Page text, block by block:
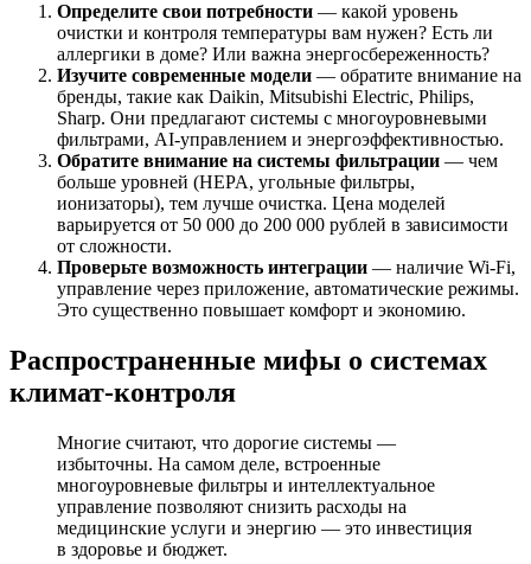
Определите свои потребности — какой уровень
очистки и контроля температуры вам нужен? Есть ли
аллергики в доме? Или важна энергосбереженность?
Изучите современные модели — обратите внимание на
бренды, такие как Daikin, Mitsubishi Electric, Philips,
Sharp. Они предлагают системы с многоуровневыми
фильтрами, AI-управлением и энергоэффективностью.
Обратите внимание на системы фильтрации — чем
больше уровней (HEPA, угольные фильтры,
ионизаторы), тем лучше очистка. Цена моделей
варьируется от 50 000 до 200 000 рублей в зависимости
от сложности.
Проверьте возможность интеграции — наличие Wi-Fi,
управление через приложение, автоматические режимы.
Это существенно повышает комфорт и экономию.
Распространенные мифы о системах
климат-контроля
Многие считают, что дорогие системы —
избыточны. На самом деле, встроенные
многоуровневые фильтры и интеллектуальное
управление позволяют снизить расходы на
медицинские услуги и энергию — это инвестиция
в здоровье и бюджет.